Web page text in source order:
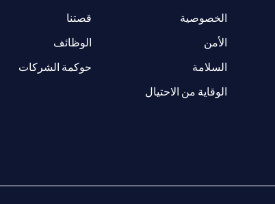
الخصوصية
الأمن
السلامة
الوقاية من الاحتيال
قصتنا
(opens in a new tab)
الوظائف
(opens in a new tab)
حوكمة الشركات
(opens in a new tab)